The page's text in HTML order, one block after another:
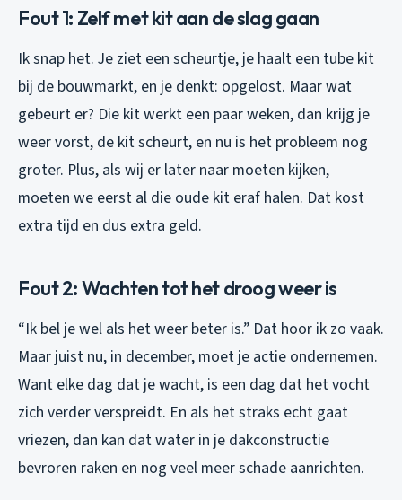
Fout 1: Zelf met kit aan de slag gaan
Ik snap het. Je ziet een scheurtje, je haalt een tube kit
bij de bouwmarkt, en je denkt: opgelost. Maar wat
gebeurt er? Die kit werkt een paar weken, dan krijg je
weer vorst, de kit scheurt, en nu is het probleem nog
groter. Plus, als wij er later naar moeten kijken,
moeten we eerst al die oude kit eraf halen. Dat kost
extra tijd en dus extra geld.
Fout 2: Wachten tot het droog weer is
“Ik bel je wel als het weer beter is.” Dat hoor ik zo vaak.
Maar juist nu, in december, moet je actie ondernemen.
Want elke dag dat je wacht, is een dag dat het vocht
zich verder verspreidt. En als het straks echt gaat
vriezen, dan kan dat water in je dakconstructie
bevroren raken en nog veel meer schade aanrichten.